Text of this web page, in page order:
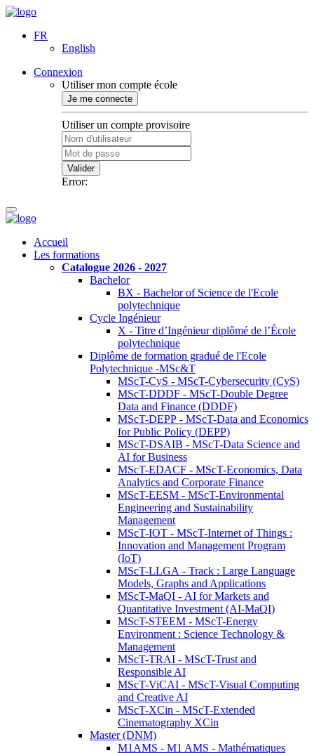
FR
English
Connexion
Utiliser mon compte école
Je me connecte
Utiliser un compte provisoire
Valider
Error:
Accueil
Les formations
Catalogue 2026 - 2027
Bachelor
BX - Bachelor of Science de l'Ecole
polytechnique
Cycle Ingénieur
X - Titre d’Ingénieur diplômé de l’École
polytechnique
Diplôme de formation gradué de l'Ecole
Polytechnique -MSc&T
MScT-CyS - MScT-Cybersecurity (CyS)
MScT-DDDF - MScT-Double Degree
Data and Finance (DDDF)
MScT-DEPP - MScT-Data and Economics
for Public Policy (DEPP)
MScT-DSAIB - MScT-Data Science and
AI for Business
MScT-EDACF - MScT-Economics, Data
Analytics and Corporate Finance
MScT-EESM - MScT-Environmental
Engineering and Sustainability
Management
MScT-IOT - MScT-Internet of Things :
Innovation and Management Program
(IoT)
MScT-LLGA - Track : Large Language
Models, Graphs and Applications
MScT-MaQI - AI for Markets and
Quantitative Investment (AI-MaQI)
MScT-STEEM - MScT-Energy
Environment : Science Technology &
Management
MScT-TRAI - MScT-Trust and
Responsible AI
MScT-ViCAI - MScT-Visual Computing
and Creative AI
MScT-XCin - MScT-Extended
Cinematography XCin
Master (DNM)
M1AMS - M1 AMS - Mathématiques